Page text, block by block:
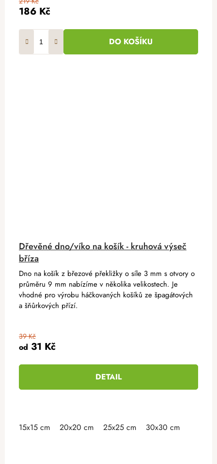
186 Kč
DO KOŠÍKU
Dřevěné dno/víko na košík - kruhová výseč
bříza
od 31 Kč
39 Kč
DETAIL
Dno na košík z březové překližky o síle 3 mm s otvory o
průměru 9 mm nabízíme v několika velikostech. Je
vhodné pro výrobu háčkovaných košíků ze špagátových
a šňůrkových přízí.
15x15 cm 20x20 cm 25x25 cm 30x30 cm